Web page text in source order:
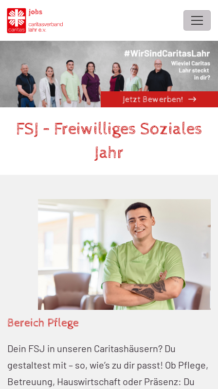
Jetzt Bewerben!
FSJ – Freiwilliges Soziales
Jahr
Bereich Pflege
Dein FSJ in unseren Caritashäusern? Du
gestaltest mit – so, wie’s zu dir passt! Ob Pflege,
Betreuung, Hauswirtschaft oder Präsenz: Du